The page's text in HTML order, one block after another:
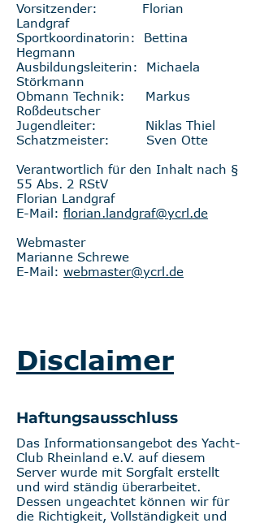
Vorsitzender: Florian
Landgraf
Sportkoordinatorin: Bettina
Hegmann
Ausbildungsleiterin: Michaela
Störkmann
Obmann Technik: Markus
Roßdeutscher
Jugendleiter: Niklas Thiel
Schatzmeister: Sven Otte
Verantwortlich für den Inhalt nach §
55 Abs. 2 RStV
Florian Landgraf
E-Mail: florian.landgraf@ycrl.de
Webmaster
Marianne Schrewe
E-Mail: webmaster@ycrl.de
Disclaimer
Haftungsausschluss
Das Informationsangebot des Yacht-
Club Rheinland e.V. auf diesem
Server wurde mit Sorgfalt erstellt
und wird ständig überarbeitet.
Dessen ungeachtet können wir für
die Richtigkeit, Vollständigkeit und